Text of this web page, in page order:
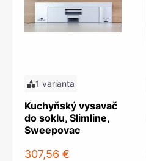
1 varianta
Kuchyňský vysavač
do soklu, Slimline,
Sweepovac
307,56 €